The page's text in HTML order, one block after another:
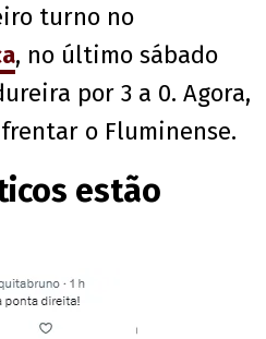
turno no
, no último sábado
por 3 a 0. Agora,
o Fluminense.
estão